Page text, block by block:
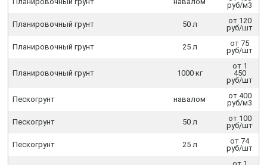
руб/м3
Планировочный грунт 50 л
от 120
руб/шт
Планировочный грунт 25 л
от 75
руб/шт
Планировочный грунт 1000 кг
от 1
450
руб/шт
Пескогрунт навалом
от 400
руб/м3
Пескогрунт 50 л
от 100
руб/шт
Пескогрунт 25 л
от 74
руб/шт